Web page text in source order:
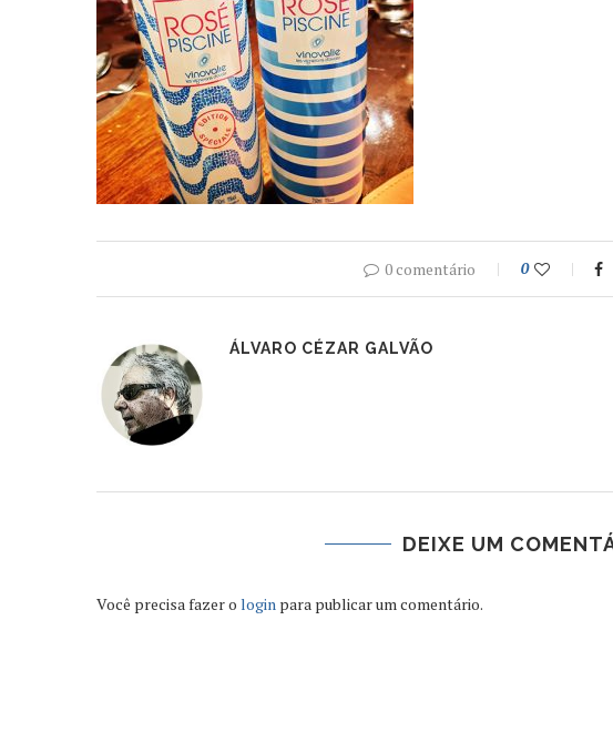
0 comentário 0
ÁLVARO CÉZAR GALVÃO
DEIXE UM
Você precisa fazer o login para publicar um comentário.